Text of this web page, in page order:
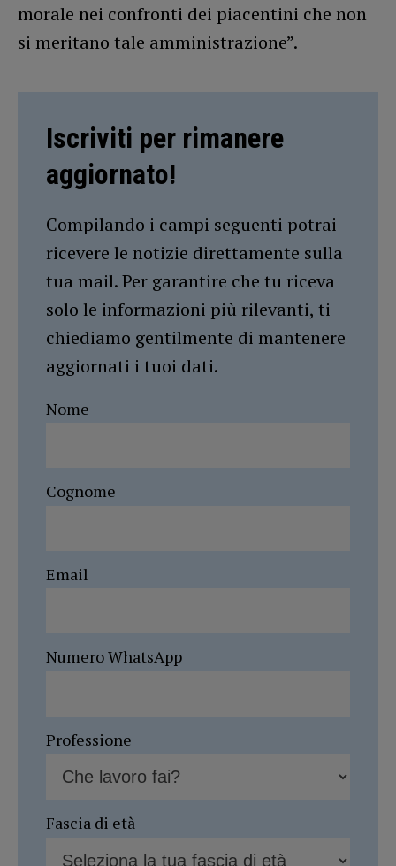
morale nei confronti dei piacentini che non
si meritano tale amministrazione”.
Iscriviti per rimanere
aggiornato!
Compilando i campi seguenti potrai
ricevere le notizie direttamente sulla
tua mail. Per garantire che tu riceva
solo le informazioni più rilevanti, ti
chiediamo gentilmente di mantenere
aggiornati i tuoi dati.
Nome
Cognome
Email
Numero WhatsApp
Professione
Fascia di età